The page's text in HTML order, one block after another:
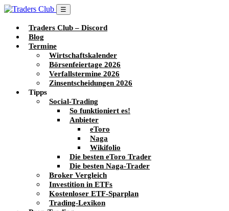
☰
Traders Club – Discord
Blog
Termine
Wirtschaftskalender
Börsenfeiertage 2026
Verfallstermine 2026
Zinsentscheidungen 2026
Tipps
Social-Trading
So funktioniert es!
Anbieter
eToro
Naga
Wikifolio
Die besten eToro Trader
Die besten Naga-Trader
Broker Vergleich
Investition in ETFs
Kostenloser ETF-Sparplan
Trading-Lexikon